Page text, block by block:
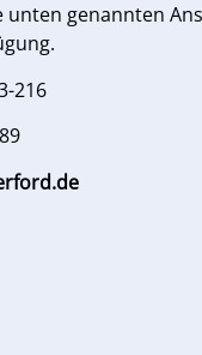
unten genannten
216